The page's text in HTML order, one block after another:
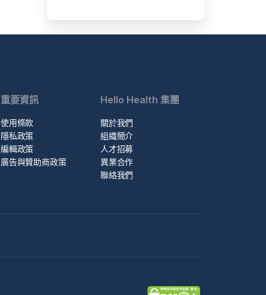
重要資訊
使用條款
隱私政策
編輯政策
廣告與贊助商政策
Hello Health 集團
關於我們
組織簡介
人才招募
異業合作
聯絡我們